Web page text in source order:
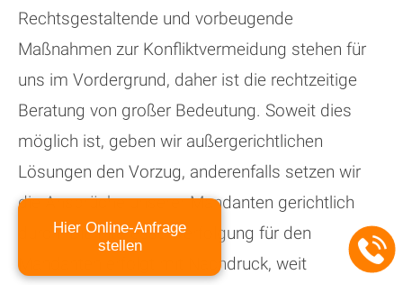
Rechtsgestaltende und vorbeugende
Maßnahmen zur Konfliktvermeidung stehen für
uns im Vordergrund, daher ist die rechtzeitige
Beratung von großer Bedeutung. Soweit dies
möglich ist, geben wir außergerichtlichen
Lösungen den Vorzug, anderenfalls setzen wir
die Ansprüche unserer Mandanten gerichtlich
durch. Die Interessenverfolgung für den
Mandanten erfolgt mit Nachdruck, weit
Hier Online-Anfrage
stellen